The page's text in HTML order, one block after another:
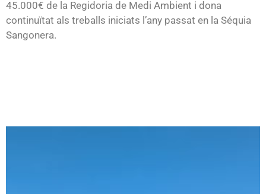
45.000€ de la Regidoria de Medi Ambient i dona
continuïtat als treballs iniciats l’any passat en la Séquia
Sangonera.